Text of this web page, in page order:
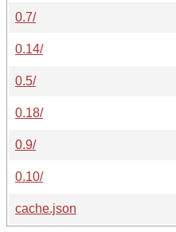
0.7/
0.14/
0.5/
0.18/
0.9/
0.10/
cache.json